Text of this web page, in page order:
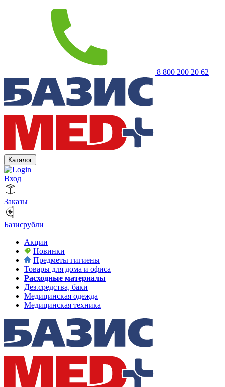
8 800 200 20 62
Каталог
Вход
Заказы
Базисрубли
Акции
Новинки
Предметы гигиены
Товары для дома и офиса
Расходные материалы
Дез.средства, баки
Медицинская одежда
Медицинская техника